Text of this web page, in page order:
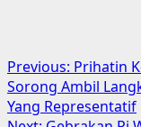
Post
navigation
Previous: Prihatin
Sorong Ambil
Yang Representatif